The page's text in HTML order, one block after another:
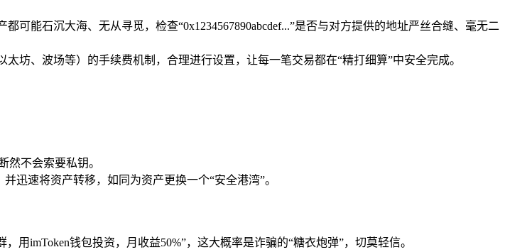
能石沉大海、无从寻觅，检查“0x1234567890abcdef...”是否与对方提供的地址严丝合缝、毫无二
坊、波场等）的手续费机制，合理进行设置，让每一笔交易都在“精打细算”中安全完成。
然不会索要私钥。
迅速将资产转移，如同为资产更换一个“安全港湾”。
用imToken钱包投资，月收益50%”，这大概率是诈骗的“糖衣炮弹”，切莫轻信。